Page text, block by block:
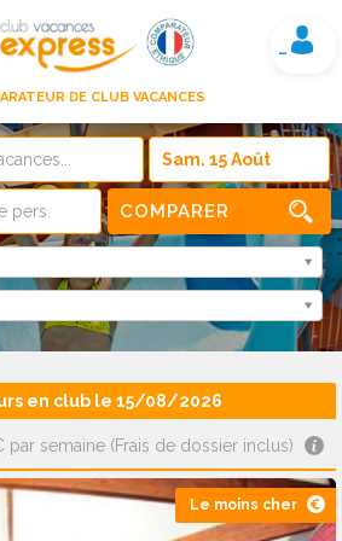
DE CLUB VACANCES
Mon compte
COMPARER
en club le 15/08/2026
par semaine (Frais de dossier inclus)
Le moins cher